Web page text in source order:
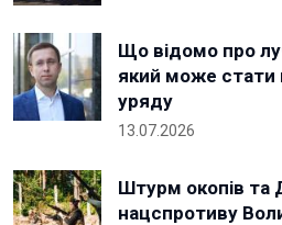
Що відомо про
який може
уряду
13.07.2026
Штурм окопів та
нацспротиву